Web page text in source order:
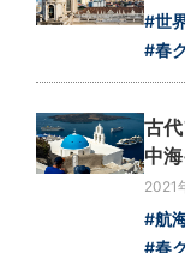
#世
#春
古
中
2021
#航
#春